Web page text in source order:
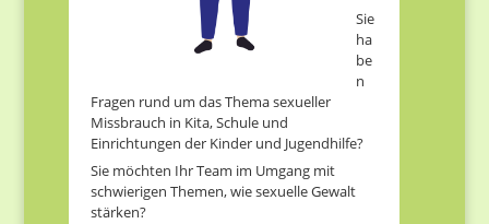
Sie
ha
be
n
Fragen rund um das Thema sexueller
Missbrauch in Kita, Schule und
Einrichtungen der Kinder und Jugendhilfe?
Sie möchten Ihr Team im Umgang mit
schwierigen Themen, wie sexuelle Gewalt
stärken?